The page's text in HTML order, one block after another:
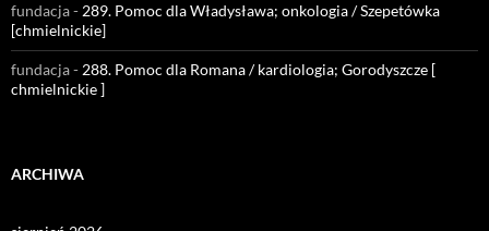
fundacja- 289. Pomoc dla Władysława; onkologia / Szepetówka
[chmielnickie]
fundacja- 288. Pomoc dla Romana / kardiologia; Gorodyszcze [
chmielnickie ]
ARCHIWA